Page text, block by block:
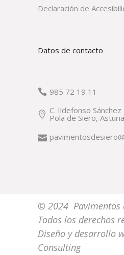
Declaración de
Datos de contacto
985 72 19 11
C. Ildefonso
Pola de Siero,
© 2024 Pavimentos
Todos los derechos
Diseño y desarrollo
Consulting